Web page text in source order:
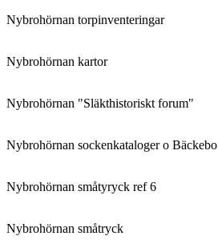
Nybrohörnan torpinventeringar
Nybrohörnan kartor
Nybrohörnan "Släkthistoriskt forum"
Nybrohörnan sockenkataloger o Bäckebo
Nybrohörnan småtyryck ref 6
Nybrohörnan småtryck